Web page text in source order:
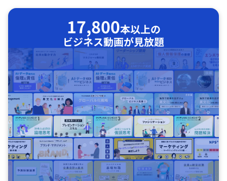
17,800本以上の
ビジネス動画が見放題